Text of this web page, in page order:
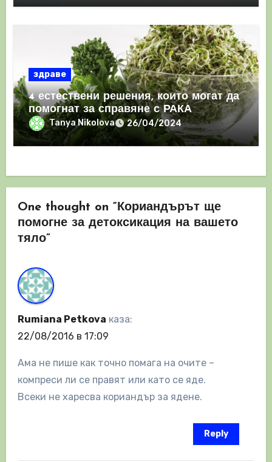
здраве
4 естествени решения, които могат да
помогнат за справяне с РАКА
Tanya Nikolova 26/04/2024
One thought on “Кориандърът ще
помогне за детоксикация на вашето
тяло”
Rumiana Petkova каза:
22/08/2016 в 17:09
Ама не пише как точно помага на очите –
компреси ли се правят или като се яде.
Всеки не харесва кориандър за ядене.
Reply